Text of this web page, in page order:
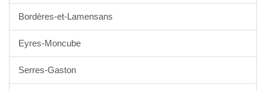
Bordères-et-Lamensans
Eyres-Moncube
Serres-Gaston